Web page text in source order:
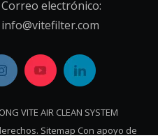
Correo electrónico:
info@vitefilter.com
VITE AIR CLEAN SYSTEM
Sitemap Con apoyo de